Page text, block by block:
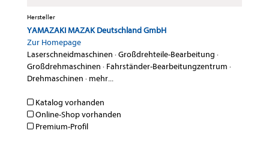
Hersteller
YAMAZAKI MAZAK Deutschland GmbH
Zur Homepage
Laserschneidmaschinen ·Großdrehteile-Bearbeitung ·
Großdrehmaschinen · Fahrständer-Bearbeitungzentrum ·
Drehmaschinen · mehr...
Katalog vorhanden
Online-Shop vorhanden
Premium-Profil